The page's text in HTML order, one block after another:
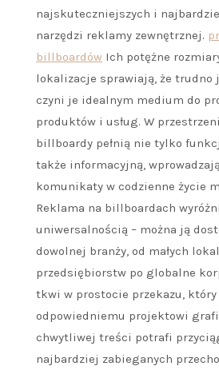
najskuteczniejszych i
narzędzi reklamy zewnętrznej.
billboardów Ich potężne
lokalizacje sprawiają, że trudno
czyni je idealnym medium do
produktów i usług. W
billboardy pełnią nie tylko
także informacyjną,
komunikaty w codzienne życie
Reklama na billboardach
uniwersalnością – można ją
dowolnej branży, od małych
przedsiębiorstw po globalne
tkwi w prostocie przekazu,
odpowiedniemu projektowi
chwytliwej treści potrafi
najbardziej zabieganych